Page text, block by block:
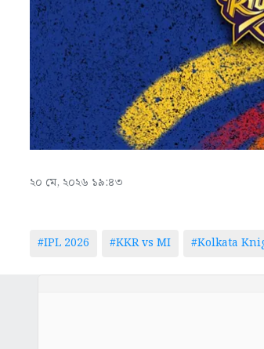
২০ মে, ২০২৬ ১৯:৪৩
#IPL 2026 #KKR vs MI #Kolkata